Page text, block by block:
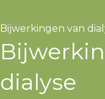
Bijwerkingen van
dialyse